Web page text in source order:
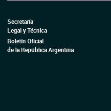
Secretaría
Legal y Técnica
Boletín Oficial
de la República Argentina